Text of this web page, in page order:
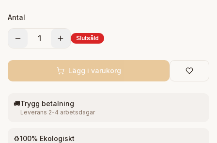
Antal
1 Slutsåld
Lägg i varukorg
🚚Trygg betalning
Leverans 2-4 arbetsdagar
♻️100% Ekologiskt